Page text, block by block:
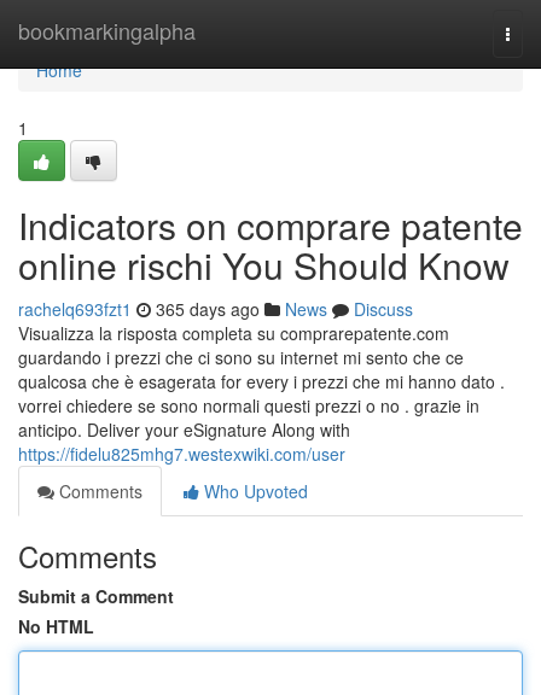
bookmarkingalpha
Home
Home
1
Indicators on comprare patente
online rischi You Should Know
rachelq693fzt1 365 days ago News
Discuss
Visualizza la risposta completa su comprarepatente.com
guardando i prezzi che ci sono su internet mi sento che ce
qualcosa che è esagerata for every i prezzi che mi hanno dato .
vorrei chiedere se sono normali questi prezzi o no . grazie in
anticipo. Deliver your eSignature Along with
https://fidelu825mhg7.westexwiki.com/user
Comments
Who Upvoted
Comments
Submit a Comment
No HTML